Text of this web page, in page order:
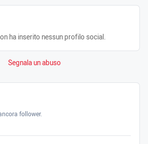
ha inserito nessun profilo social.
Segnala un abuso
follower.